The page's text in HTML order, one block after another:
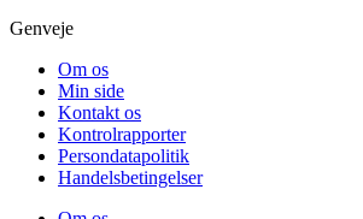
Genveje
Om os
Min side
Kontakt os
Kontrolrapporter
Persondatapolitik
Handelsbetingelser